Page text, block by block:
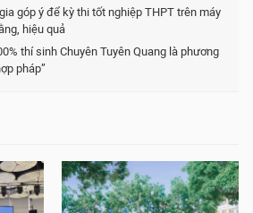
góp ý để kỳ thi tốt nghiệp THPT trên máy
hiệu quả
thí sinh Chuyên Tuyên Quang là phương
pháp”